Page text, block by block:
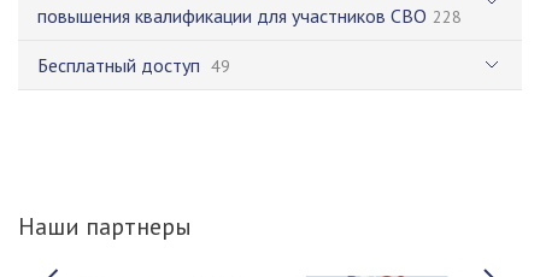
повышения квалификации для участников СВО 228
Бесплатный доступ 49
Наши партнеры